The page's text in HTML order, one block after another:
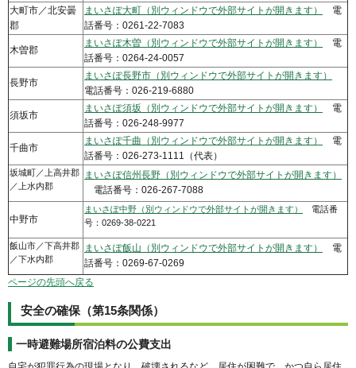
大町市／北安曇
郡
まいさぽ大町（別ウィンドウで外部サイトが開きます）
電
話番号：0261-22-7083
木曽郡
まいさぽ木曽（別ウィンドウで外部サイトが開きます）
電
話番号：0264-24-0057
長野市
まいさぽ長野市（別ウィンドウで外部サイトが開きます）
電話番号：026-219-6880
須坂市
まいさぽ須坂（別ウィンドウで外部サイトが開きます）
電
話番号：026-248-9977
千曲市
まいさぽ千曲（別ウィンドウで外部サイトが開きます）
電
話番号：026-273-1111（代表）
坂城町／上高井郡
／上水内郡
まいさぽ信州長野（別ウィンドウで外部サイトが開きます）
電話番号：026-267-7088
中野市
まいさぽ中野（別ウィンドウで外部サイトが開きます）
電話番
号：0269-38-0221
飯山市／下高井郡
／下水内郡
まいさぽ飯山（別ウィンドウで外部サイトが開きます）
電
話番号：0269-67-0269
ページの先頭へ戻る
安全の確保（第15条関係）
一時避難場所宿泊料の公費支出